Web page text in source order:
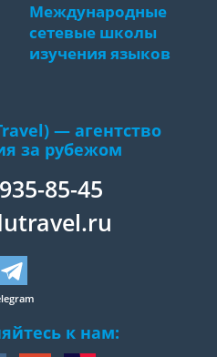
Международные
сетевые школы
изучения языков
— агентство
за рубежом
85-45
к нам: